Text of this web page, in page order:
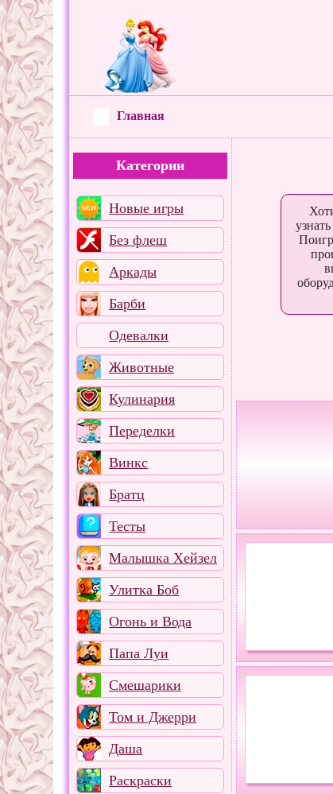
Главная
Категории
Новые игры
Без флеш
Аркады
Барби
Одевалки
Животные
Кулинария
Переделки
Винкс
Братц
Тесты
Малышка Хейзел
Улитка Боб
Огонь и Вода
Папа Луи
Смешарики
Том и Джерри
Даша
Раскраски
Сабвей